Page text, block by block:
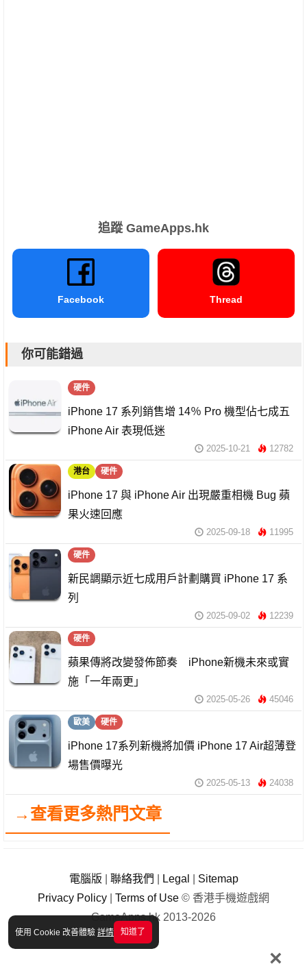
使用 Cookie 改善體驗 詳情 知道了
×
追蹤 GameApps.hk
Facebook Thread
你可能錯過
硬件
iPhone 17 系列銷售增 14％ Pro 機型佔七成五
iPhone Air 表現低迷
2025-10-21 12782
港台 硬件
iPhone 17 與 iPhone Air 出現嚴重相機 Bug 蘋
果火速回應
2025-09-18 11995
硬件
新民調顯示近七成用戶計劃購買 iPhone 17 系
列
2025-09-02 12239
硬件
蘋果傳將改變發佈節奏 iPhone新機未來或實
施「一年兩更」
2025-05-26 45046
歐美 硬件
iPhone 17系列新機將加價 iPhone 17 Air超薄登
場售價曝光
2025-05-13 24038
→查看更多熱門文章
電腦版 聯絡我們 Legal
Sitemap
Privacy Policy
Terms of Use © 香港手機遊戲網
GameApps.hk 2013-2026